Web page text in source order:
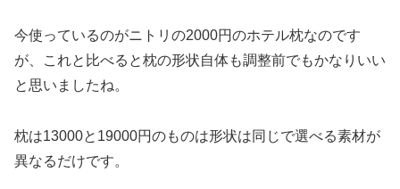
今使っているのがニトリの2000円のホテル枕なのです
が、これと比べると枕の形状自体も調整前でもかなりいい
と思いましたね。
枕は13000と19000円のものは形状は同じで選べる素材が
異なるだけです。